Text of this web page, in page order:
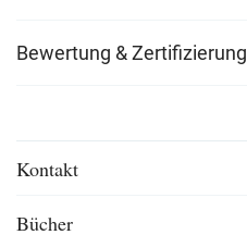
Bewertung & Zertifizierung
Kontakt
Bücher